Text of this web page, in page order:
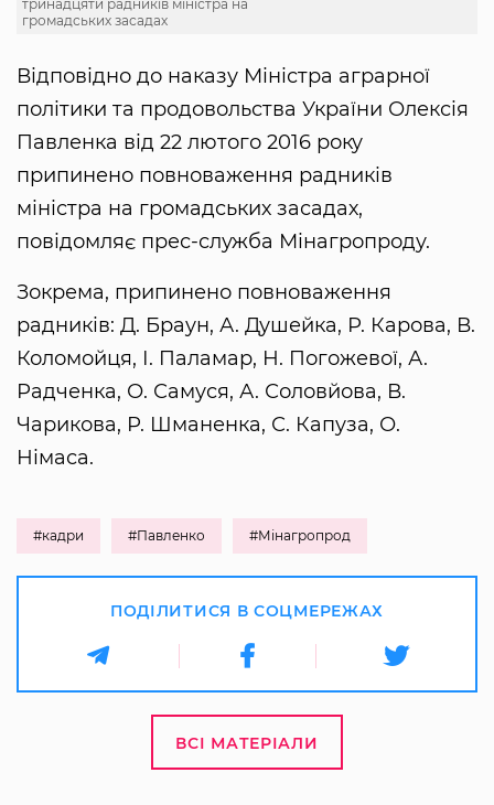
тринадцяти радників міністра на
громадських засадах
Відповідно до наказу Міністра аграрної
політики та продовольства України Олексія
Павленка від 22 лютого 2016 року
припинено повноваження радників
міністра на громадських засадах,
повідомляє прес-служба Мінагропроду.
Зокрема, припинено повноваження
радників: Д. Браун, А. Душейка, Р. Карова, В.
Коломойця, І. Паламар, Н. Погожевої, А.
Радченка, О. Самуся, А. Соловйова, В.
Чарикова, Р. Шманенка, С. Капуза, О.
Німаса.
#кадри #Павленко #Мінагропрод
ПОДІЛИТИСЯ В СОЦМЕРЕЖАХ
ВСІ МАТЕРІАЛИ